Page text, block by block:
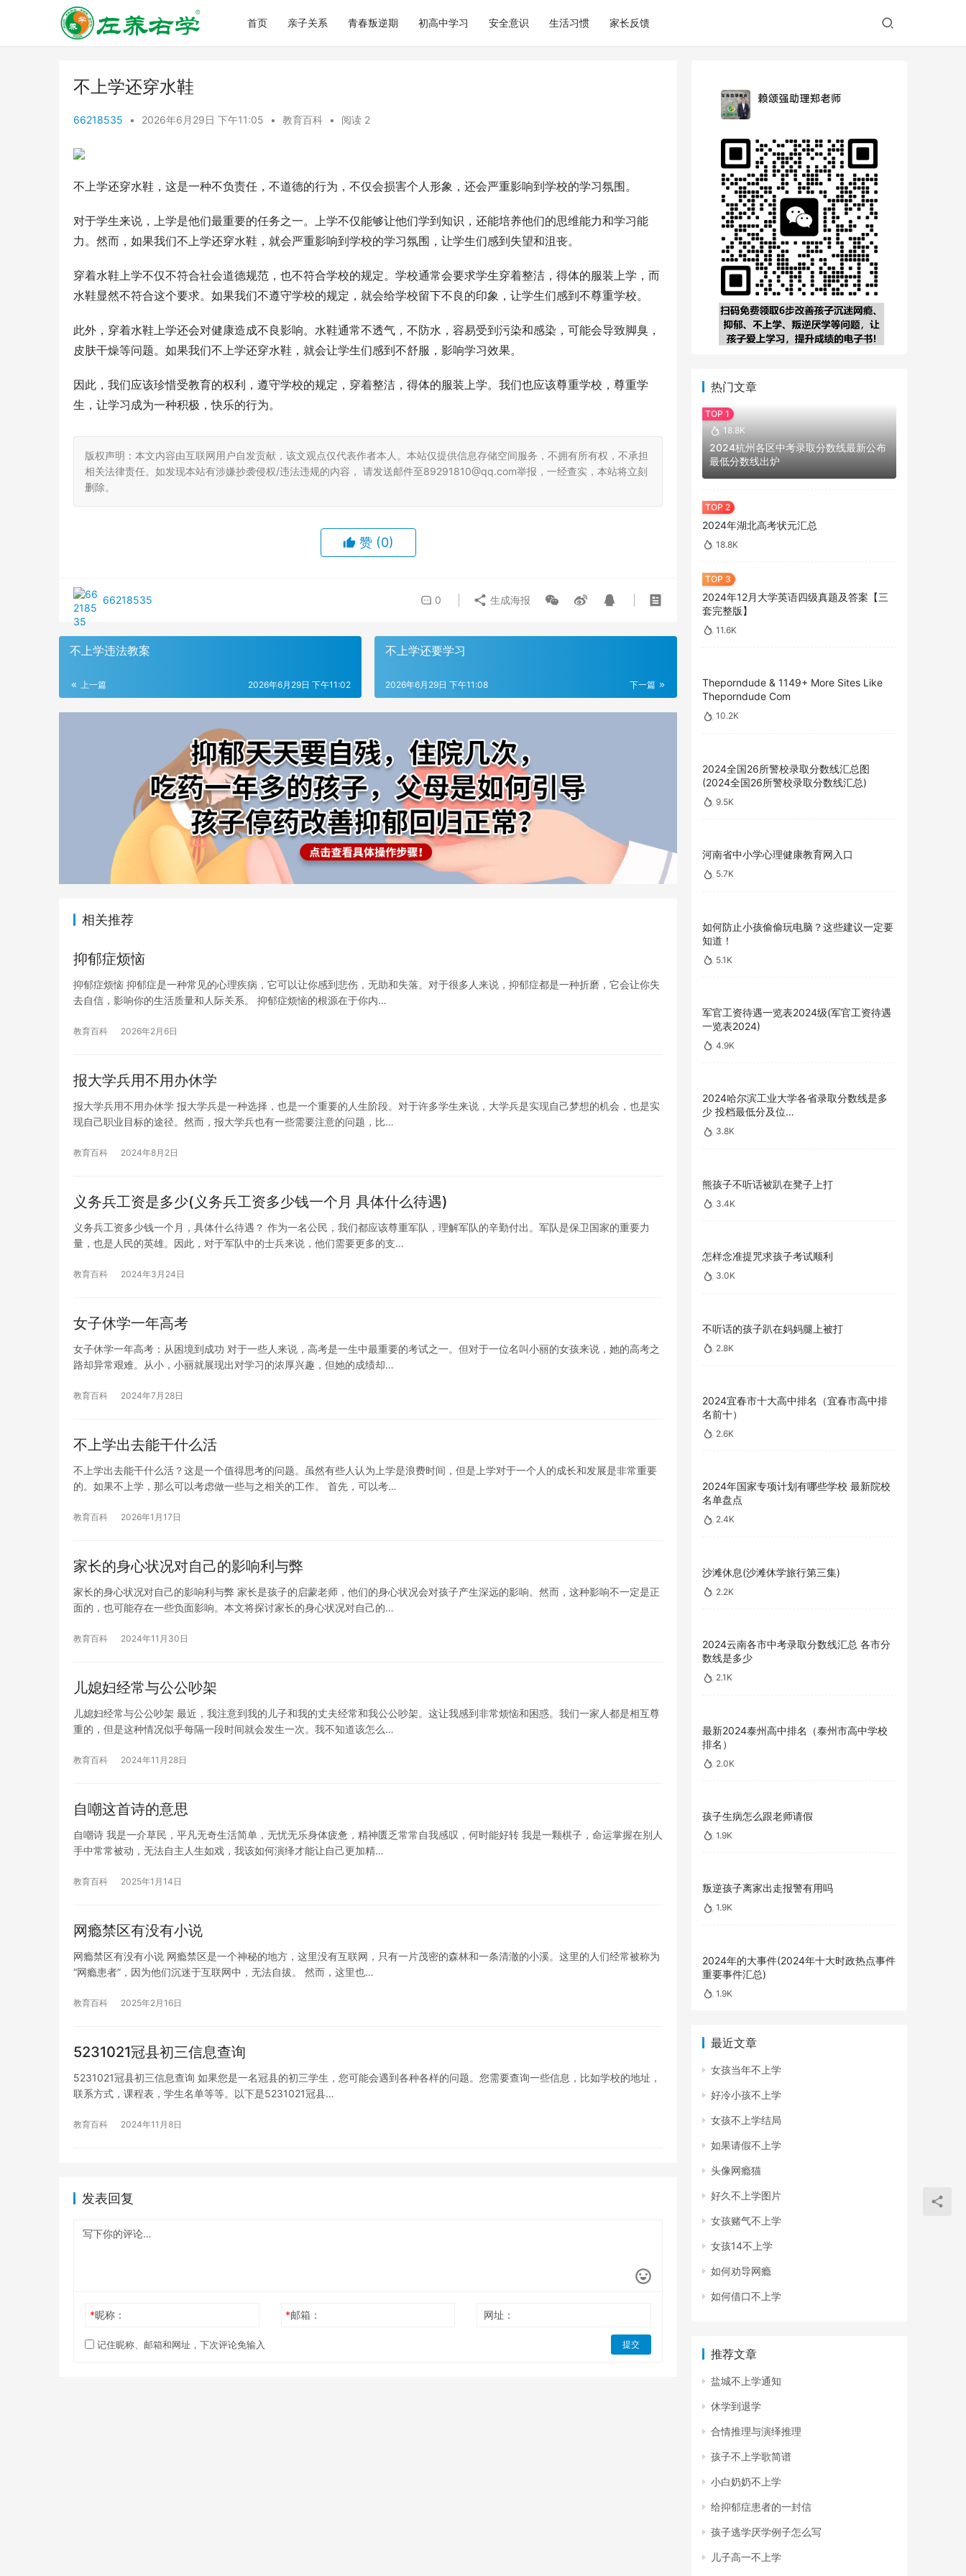
首页 亲子关系 青春叛逆期 初高中学习 安全意识 生活习惯 家长反馈
不上学还穿水鞋
66218535 • 2026年6月29日 下午11:05 • 教育百科 • 阅读 2
不上学还穿水鞋，这是一种不负责任，不道德的行为，不仅会损害个人形象，还会严重影响到学校的学习氛围。
对于学生来说，上学是他们最重要的任务之一。上学不仅能够让他们学到知识，还能培养他们的思维能力和学习能
力。然而，如果我们不上学还穿水鞋，就会严重影响到学校的学习氛围，让学生们感到失望和沮丧。
穿着水鞋上学不仅不符合社会道德规范，也不符合学校的规定。学校通常会要求学生穿着整洁，得体的服装上学，而
水鞋显然不符合这个要求。如果我们不遵守学校的规定，就会给学校留下不良的印象，让学生们感到不尊重学校。
此外，穿着水鞋上学还会对健康造成不良影响。水鞋通常不透气，不防水，容易受到污染和感染，可能会导致脚臭，
皮肤干燥等问题。如果我们不上学还穿水鞋，就会让学生们感到不舒服，影响学习效果。
因此，我们应该珍惜受教育的权利，遵守学校的规定，穿着整洁，得体的服装上学。我们也应该尊重学校，尊重学
生，让学习成为一种积极，快乐的行为。
版权声明：本文内容由互联网用户自发贡献，该文观点仅代表作者本人。本站仅提供信息存储空间服务，不拥有所有权，不承担
相关法律责任。如发现本站有涉嫌抄袭侵权/违法违规的内容， 请发送邮件至89291810@qq.com举报，一经查实，本站将立刻
删除。
赞 (0)
66218535 0 生成海报
不上学违法教案
上一篇 2026年6月29日 下午11:02
不上学还要学习
下一篇
2026年6月29日 下午11:08
相关推荐
抑郁症烦恼
抑郁症烦恼 抑郁症是一种常见的心理疾病，它可以让你感到悲伤，无助和失落。对于很多人来说，抑郁症都是一种折磨，它会让你失
去自信，影响你的生活质量和人际关系。 抑郁症烦恼的根源在于你内…
教育百科 2026年2月6日
报大学兵用不用办休学
报大学兵用不用办休学 报大学兵是一种选择，也是一个重要的人生阶段。对于许多学生来说，大学兵是实现自己梦想的机会，也是实
现自己职业目标的途径。然而，报大学兵也有一些需要注意的问题，比…
教育百科 2024年8月2日
义务兵工资是多少(义务兵工资多少钱一个月 具体什么待遇)
义务兵工资多少钱一个月，具体什么待遇？ 作为一名公民，我们都应该尊重军队，理解军队的辛勤付出。军队是保卫国家的重要力
量，也是人民的英雄。因此，对于军队中的士兵来说，他们需要更多的支…
教育百科 2024年3月24日
女子休学一年高考
女子休学一年高考：从困境到成功 对于一些人来说，高考是一生中最重要的考试之一。但对于一位名叫小丽的女孩来说，她的高考之
路却异常艰难。从小，小丽就展现出对学习的浓厚兴趣，但她的成绩却…
教育百科 2024年7月28日
不上学出去能干什么活
不上学出去能干什么活？这是一个值得思考的问题。虽然有些人认为上学是浪费时间，但是上学对于一个人的成长和发展是非常重要
的。如果不上学，那么可以考虑做一些与之相关的工作。 首先，可以考…
教育百科 2026年1月17日
家长的身心状况对自己的影响利与弊
家长的身心状况对自己的影响利与弊 家长是孩子的启蒙老师，他们的身心状况会对孩子产生深远的影响。然而，这种影响不一定是正
面的，也可能存在一些负面影响。本文将探讨家长的身心状况对自己的…
教育百科 2024年11月30日
儿媳妇经常与公公吵架
儿媳妇经常与公公吵架 最近，我注意到我的儿子和我的丈夫经常和我公公吵架。这让我感到非常烦恼和困惑。我们一家人都是相互尊
重的，但是这种情况似乎每隔一段时间就会发生一次。我不知道该怎么…
教育百科 2024年11月28日
自嘲这首诗的意思
自嘲诗 我是一介草民，平凡无奇生活简单，无忧无乐身体疲惫，精神匮乏常常自我感叹，何时能好转 我是一颗棋子，命运掌握在别人
手中常常被动，无法自主人生如戏，我该如何演绎才能让自己更加精…
教育百科 2025年1月14日
网瘾禁区有没有小说
网瘾禁区有没有小说 网瘾禁区是一个神秘的地方，这里没有互联网，只有一片茂密的森林和一条清澈的小溪。这里的人们经常被称为
“网瘾患者”，因为他们沉迷于互联网中，无法自拔。 然而，这里也…
教育百科 2025年2月16日
5231021冠县初三信息查询
5231021冠县初三信息查询 如果您是一名冠县的初三学生，您可能会遇到各种各样的问题。您需要查询一些信息，比如学校的地址，
联系方式，课程表，学生名单等等。以下是5231021冠县…
教育百科 2024年11月8日
发表回复
*昵称： *邮箱： 网址：
记住昵称、邮箱和网址，下次评论免输入 提交
热门文章
18.8K
2024杭州各区中考录取分数线最新公布
最低分数线出炉
2024年湖北高考状元汇总
18.8K
2024年12月大学英语四级真题及答案【三
套完整版】
11.6K
Theporndude & 1149+ More Sites Like
Theporndude Com
10.2K
2024全国26所警校录取分数线汇总图
(2024全国26所警校录取分数线汇总)
9.5K
河南省中小学心理健康教育网入口
5.7K
如何防止小孩偷偷玩电脑？这些建议一定要
知道！
5.1K
军官工资待遇一览表2024级(军官工资待遇
一览表2024)
4.9K
2024哈尔滨工业大学各省录取分数线是多
少 投档最低分及位…
3.8K
熊孩子不听话被趴在凳子上打
3.4K
怎样念准提咒求孩子考试顺利
3.0K
不听话的孩子趴在妈妈腿上被打
2.8K
2024宜春市十大高中排名（宜春市高中排
名前十）
2.6K
2024年国家专项计划有哪些学校 最新院校
名单盘点
2.4K
沙滩休息(沙滩休学旅行第三集)
2.2K
2024云南各市中考录取分数线汇总 各市分
数线是多少
2.1K
最新2024泰州高中排名（泰州市高中学校
排名）
2.0K
孩子生病怎么跟老师请假
1.9K
叛逆孩子离家出走报警有用吗
1.9K
2024年的大事件(2024年十大时政热点事件
重要事件汇总)
1.9K
最近文章
女孩当年不上学
好冷小孩不上学
女孩不上学结局
如果请假不上学
头像网瘾猫
好久不上学图片
女孩赌气不上学
女孩14不上学
如何劝导网瘾
如何借口不上学
推荐文章
盐城不上学通知
休学到退学
合情推理与演绎推理
孩子不上学歌简谱
小白奶奶不上学
给抑郁症患者的一封信
孩子逃学厌学例子怎么写
儿子高一不上学